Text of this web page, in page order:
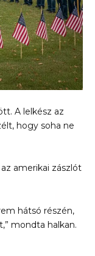
A lelkész az
hogy soha ne
amerikai zászlót
hátsó részén,
mondta halkan.